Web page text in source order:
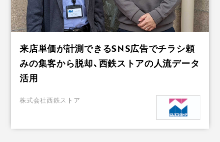
来店単価が計測できるSNS広告でチラシ頼
みの集客から脱却、西鉄ストアの人流データ
活用
株式会社西鉄ストア